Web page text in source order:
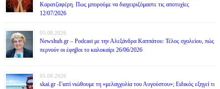
Καρατζαφέρη. Πως μπορούμε να διαχειριζόμαστε τις αποτυχίες
12/07/2026
05.08.2026
Newshub.gr – Podcast με την Αλεξάνδρα Καππάτου: Τέλος σχολείου, πώς
περνούν οι έφηβοι το καλοκαίρι 26/06/2026
05.08.2026
skai.gr -Γιατί νιώθουμε τη «μελαγχολία του Αυγούστου»; Ειδικός εξηγεί τι